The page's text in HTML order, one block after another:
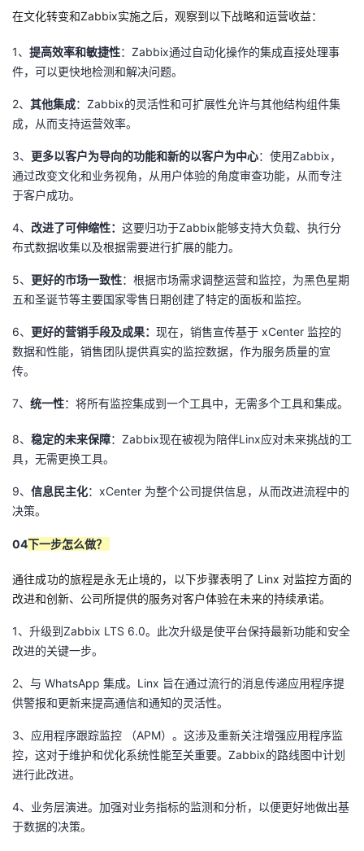
在文化转变和Zabbix实施之后，观察到以下战略和运营收益：
1、 提高效率和敏捷性：Zabbix通过自动化操作的集成直接处理事
件，可以更快地检测和解决问题。
2、 其他集成：Zabbix的灵活性和可扩展性允许与其他结构组件集
成，从而支持运营效率。
3、 更多以客户为导向的功能和新的以客户为中心：使用Zabbix，
通过改变文化和业务视角，从用户体验的角度审查功能，从而专注
于客户成功。
4、 改进了可伸缩性： 这要归功于Zabbix能够支持大负载、执行分
布式数据收集以及根据需要进行扩展的能力。
5、 更好的市场一致性：根据市场需求调整运营和监控，为黑色星期
五和圣诞节等主要国家零售日期创建了特定的面板和监控。
6、 更好的营销手段及成果： 现在，销售宣传基于 xCenter 监控的
数据和性能，销售团队提供真实的监控数据，作为服务质量的宣
传。
7、 统一性：将所有监控集成到一个工具中，无需多个工具和集成。
8、 稳定的未来保障：Zabbix现在被视为陪伴Linx应对未来挑战的工
具，无需更换工具。
9、 信息民主化：xCenter 为整个公司提供信息，从而改进流程中的
决策。
04下一步怎么做？
通往成功的旅程是永无止境的，以下步骤表明了 Linx 对监控方面的
改进和创新、公司所提供的服务对客户体验在未来的持续承诺。
1、升级到Zabbix LTS 6.0。此次升级是使平台保持最新功能和安全
改进的关键一步。
2、与 WhatsApp 集成。Linx 旨在通过流行的消息传递应用程序提
供警报和更新来提高通信和通知的灵活性。
3、应用程序跟踪监控 （APM）。这涉及重新关注增强应用程序监
控，这对于维护和优化系统性能至关重要。Zabbix的路线图中计划
进行此改进。
4、业务层演进。加强对业务指标的监测和分析，以便更好地做出基
于数据的决策。